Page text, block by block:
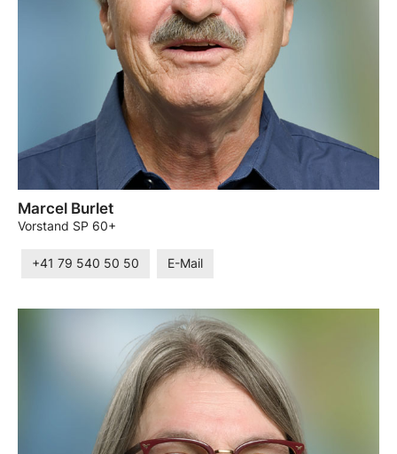
Marcel Burlet
Vorstand SP 60+
+41 79 540 50 50 E-Mail